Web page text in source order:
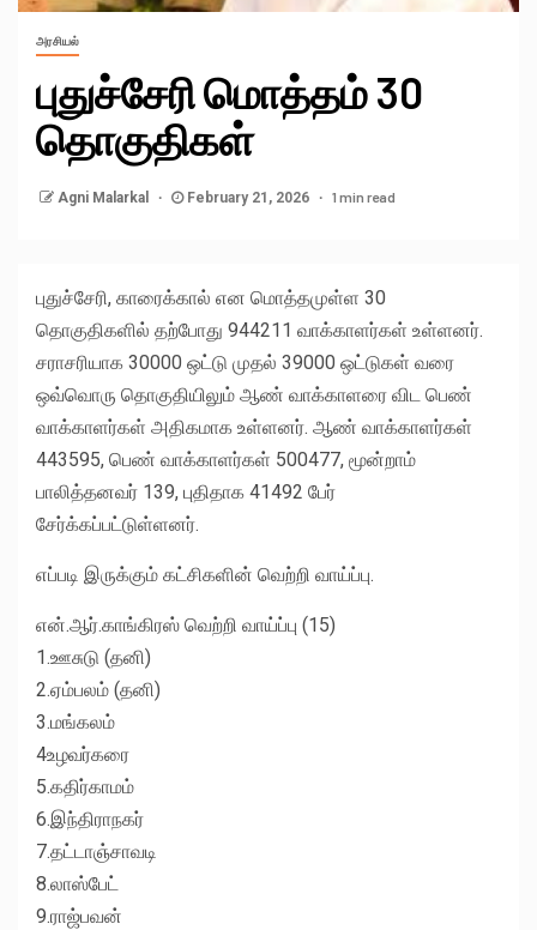
அரசியல்
புதுச்சேரி மொத்தம் 30
தொகுதிகள்
Agni Malarkal February 21, 2026 1 min read
புதுச்சேரி, காரைக்கால் என மொத்தமுள்ள 30
தொகுதிகளில் தற்போது 944211 வாக்காளர்கள் உள்ளனர்.
சராசரியாக 30000 ஒட்டு முதல் 39000 ஒட்டுகள் வரை
ஒவ்வொரு தொகுதியிலும் ஆண் வாக்காளரை விட பெண்
வாக்காளர்கள் அதிகமாக உள்ளனர். ஆண் வாக்காளர்கள்
443595, பெண் வாக்காளர்கள் 500477, மூன்றாம்
பாலித்தனவர் 139, புதிதாக 41492 பேர்
சேர்க்கப்பட்டுள்ளனர்.
எப்படி இருக்கும் கட்சிகளின் வெற்றி வாய்ப்பு.
என்.ஆர்.காங்கிரஸ் வெற்றி வாய்ப்பு (15)
1.ஊசுடு (தனி)
2.ஏம்பலம் (தனி)
3.மங்கலம்
4உழவர்கரை
5.கதிர்காமம்
6.இந்திராநகர்
7.தட்டாஞ்சாவடி
8.லாஸ்பேட்
9.ராஜ்பவன்